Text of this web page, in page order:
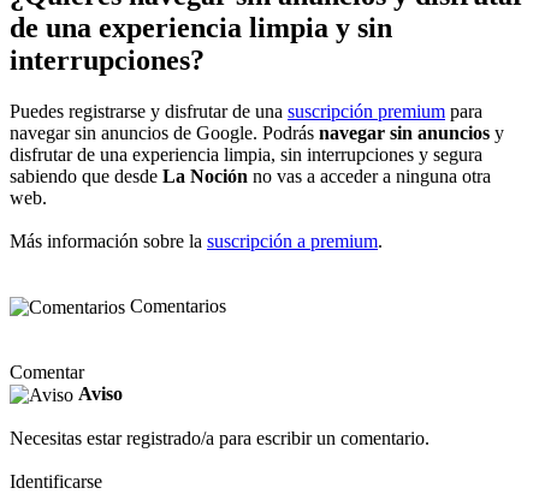
de una experiencia limpia y sin
interrupciones?
Puedes registrarse y disfrutar de una suscripción premium para
navegar sin anuncios de Google. Podrás navegar sin anuncios y
disfrutar de una experiencia limpia, sin interrupciones y segura
sabiendo que desde La Noción no vas a acceder a ninguna otra
web.
Más información sobre la suscripción a premium.
Comentarios
Comentar
Aviso
Necesitas estar registrado/a para escribir un comentario.
Identificarse